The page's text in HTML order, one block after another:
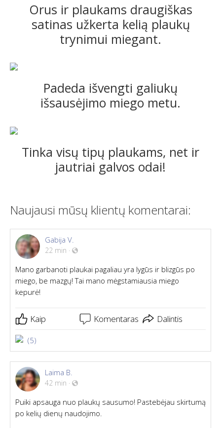
Orus ir plaukams draugiškas
satinas užkerta kelią plaukų
trynimui miegant.
Padeda išvengti galiukų
išsausėjimo miego metu.
Tinka visų tipų plaukams, net ir
jautriai galvos odai!
Naujausi mūsų klientų komentarai:
Gabija V.
22 min ·
Mano garbanoti plaukai pagaliau yra lygūs ir blizgūs po
miego, be mazgų! Tai mano mėgstamiausia miego
kepurė!
Kaip Komentaras Dalintis
(5)
Laima B.
42 min ·
Puiki apsauga nuo plaukų sausumo! Pastebėjau skirtumą
po kelių dienų naudojimo.